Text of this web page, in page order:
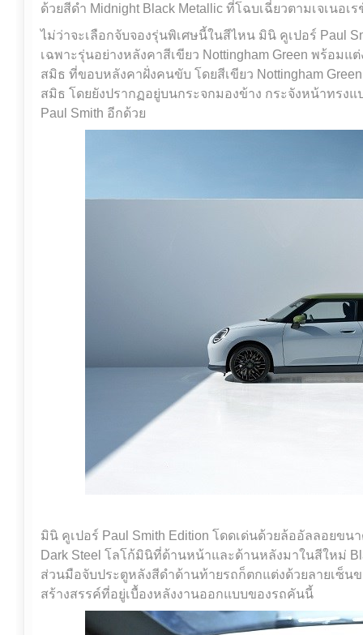
ด้วยสีดำ Midnight Black Metallic ที่โฉบเฉี่ยวตามเจเนอเ
ไม่ว่าจะเลือกจับจองรุ่นพิเศษนี้ในสีไหน มินิ คูเปอร์ Paul
เฉพาะรุ่นอย่างหลังคาสีเขียว Nottingham Green พร้อมแ
สมิธ ที่ขอบหลังคาฝั่งคนขับ โดยสีเขียว Nottingham
สมิธ โดยยังปรากฏอยู่บนกระจกมองข้าง กระจังหน้าทรง
Paul Smith อีกด้วย
มินิ คูเปอร์ Paul Smith Edition โดดเด่นด้วยล้ออัลลอยขน
Dark Steel โลโก้มินิที่ด้านหน้าและด้านหลังมาในสีใหม่
ส่วนมือจับประตูหลังสีดำด้านท้ายรถก็ตกแต่งด้วยลายเซ็น
สร้างสรรค์ที่อยู่เบื้องหลังงานออกแบบของรถคันนี้